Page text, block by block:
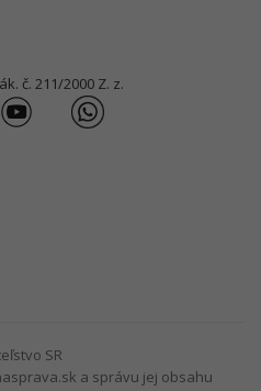
č. 211/2000 Z. z.
SR
a správu jej obsahu